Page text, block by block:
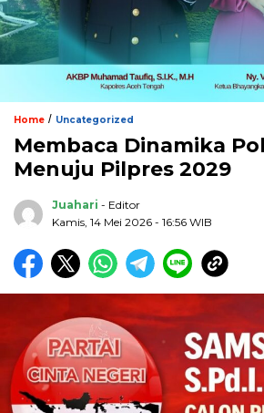
Home / Uncategorized
Membaca Dinamika
Menuju Pilpres 2029
Juahari - Editor
Kamis, 14 Mei 2026 - 16:56 WIB